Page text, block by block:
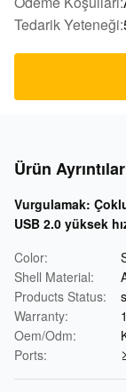
Tedarik Yeteneği:
Ürün
Vurgulamak:
USB 2.0 yüksek
Color:
Shell Material:
Products Status:
Warranty:
Oem/Odm:
Ports: